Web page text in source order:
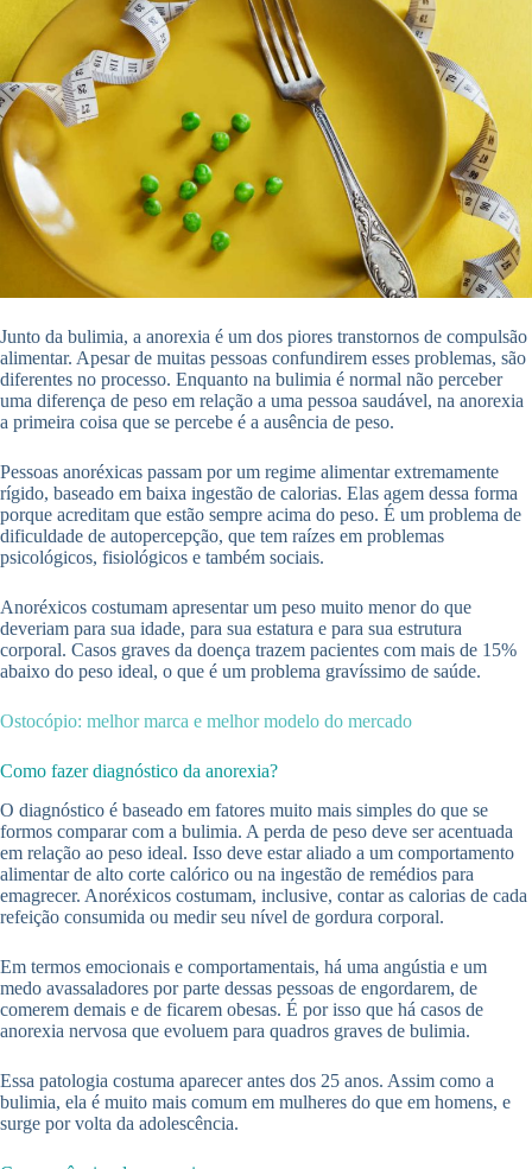
Junto da bulimia, a anorexia é um dos piores transtornos de compulsão
alimentar. Apesar de muitas pessoas confundirem esses problemas, são
diferentes no processo. Enquanto na bulimia é normal não perceber
uma diferença de peso em relação a uma pessoa saudável, na anorexia
a primeira coisa que se percebe é a ausência de peso.
Pessoas anoréxicas passam por um regime alimentar extremamente
rígido, baseado em baixa ingestão de calorias. Elas agem dessa forma
porque acreditam que estão sempre acima do peso. É um problema de
dificuldade de autopercepção, que tem raízes em problemas
psicológicos, fisiológicos e também sociais.
Anoréxicos costumam apresentar um peso muito menor do que
deveriam para sua idade, para sua estatura e para sua estrutura
corporal. Casos graves da doença trazem pacientes com mais de 15%
abaixo do peso ideal, o que é um problema gravíssimo de saúde.
Ostocópio: melhor marca e melhor modelo do mercado
Como fazer diagnóstico da anorexia?
O diagnóstico é baseado em fatores muito mais simples do que se
formos comparar com a bulimia. A perda de peso deve ser acentuada
em relação ao peso ideal. Isso deve estar aliado a um comportamento
alimentar de alto corte calórico ou na ingestão de remédios para
emagrecer. Anoréxicos costumam, inclusive, contar as calorias de cada
refeição consumida ou medir seu nível de gordura corporal.
Em termos emocionais e comportamentais, há uma angústia e um
medo avassaladores por parte dessas pessoas de engordarem, de
comerem demais e de ficarem obesas. É por isso que há casos de
anorexia nervosa que evoluem para quadros graves de bulimia.
Essa patologia costuma aparecer antes dos 25 anos. Assim como a
bulimia, ela é muito mais comum em mulheres do que em homens, e
surge por volta da adolescência.